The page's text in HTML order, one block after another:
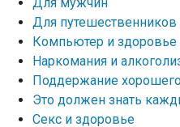
Для путешественников
Компьютер и здоровье
Наркомания и
Поддержание
Это должен знать
Секс и здоровье